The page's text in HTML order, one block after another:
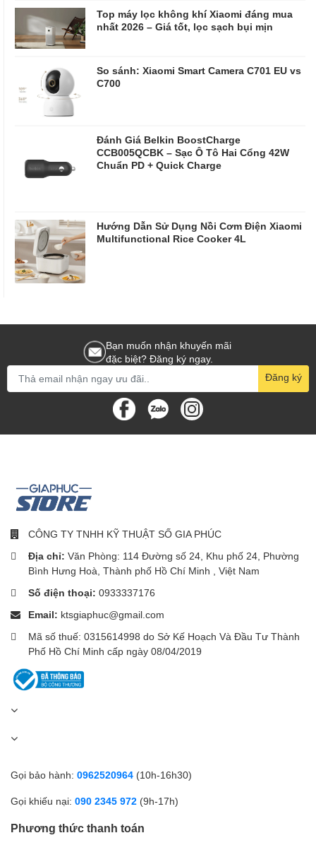
Top máy lọc không khí Xiaomi đáng mua
nhất 2026 – Giá tốt, lọc sạch bụi mịn
So sánh: Xiaomi Smart Camera C701 EU vs
C700
Đánh Giá Belkin BoostCharge
CCB005QCBK – Sạc Ô Tô Hai Cổng 42W
Chuẩn PD + Quick Charge
Hướng Dẫn Sử Dụng Nồi Cơm Điện Xiaomi
Multifunctional Rice Cooker 4L
Bạn muốn nhận khuyến mãi
đặc biệt? Đăng ký ngay.
Đăng ký
CÔNG TY TNHH KỸ THUẬT SỐ GIA PHÚC
Địa chỉ: Văn Phòng: 114 Đường số 24, Khu phố 24, Phường
Bình Hưng Hoà, Thành phố Hồ Chí Minh , Việt Nam
Số điện thoại: 0933337176
Email: ktsgiaphuc@gmail.com
Mã số thuế: 0315614998 do Sở Kế Hoạch Và Đầu Tư Thành
Phố Hồ Chí Minh cấp ngày 08/04/2019
Gọi bảo hành: 0962520964 (10h-16h30)
Gọi khiếu nại: 090 2345 972 (9h-17h)
Phương thức thanh toán